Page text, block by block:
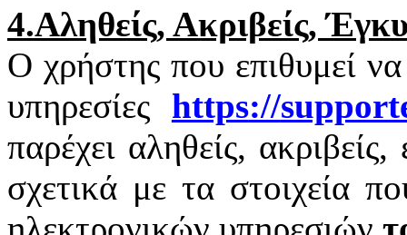
4.Αληθείς, Ακριβείς,
Ο χρήστης που επιθυμεί να
υπηρεσίες https://
παρέχει αληθείς,
σχετικά με τα στοιχεία